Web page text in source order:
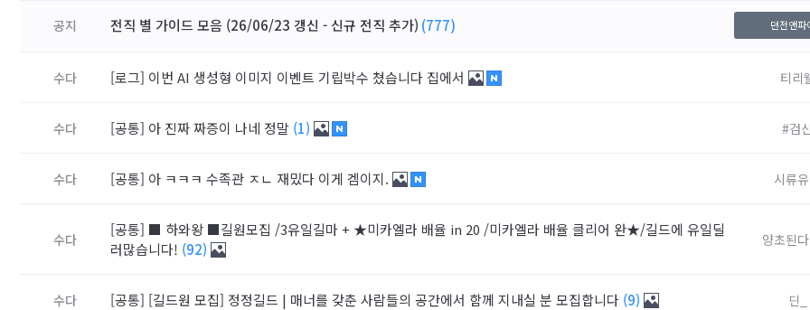
공지 전직 별 가이드 모음 (26/06/23 갱신 - 신규 전직 추가) (777) 던전앤파
수다 [로그] 이번 AI 생성형 이미지 이벤트 기립박수 쳤습니다 집에서 티리
수다 [공통] 아 진짜 짜증이 나네 정말 (1) #검신
수다 [공통] 아 ㅋㅋㅋ 수족관 ㅈㄴ 재밌다 이게 겜이지. 시류
수다
[공통] ■ 하와왕 ■길원모집 /3유일길마 + ★미카엘라 배율 in 20 /미카엘라 배율 클리어 완★/길드에 유일딜
러많습니다! (92)
양초된
수다 [공통] [길드원 모집] 정정길드 | 매너를 갖춘 사람들의 공간에서 함께 지내실 분 모집합니다 (9) 딘_